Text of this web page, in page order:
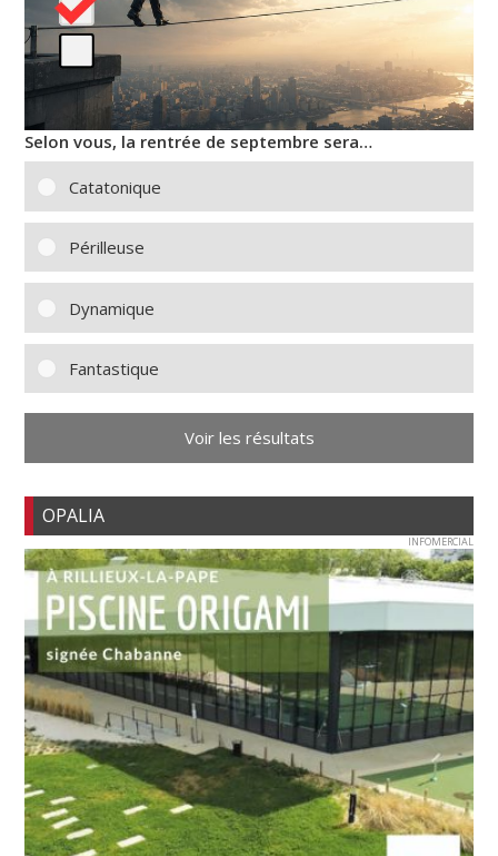
Selon vous, la rentrée de septembre sera…
Catatonique
Périlleuse
Dynamique
Fantastique
Voir les résultats
OPALIA
INFOMERCIAL